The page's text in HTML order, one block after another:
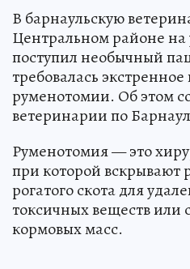
В барнаульскую
Центральном районе на
поступил необычный
требовалась
руменотомии. Об этом
ветеринарии по
Руменотомия — это
при которой вскрывают
рогатого скота для
токсичных веществ или
кормовых масс.